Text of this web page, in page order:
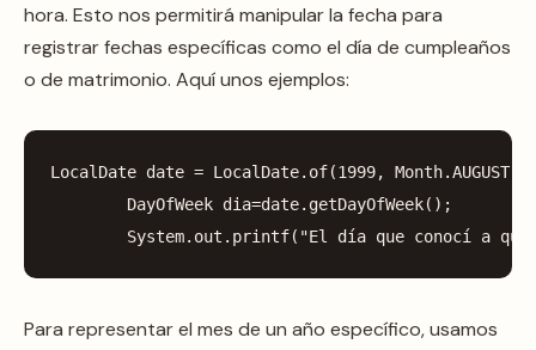
hora. Esto nos permitirá manipular la fecha para
registrar fechas específicas como el día de cumpleaños
o de matrimonio. Aquí unos ejemplos:
LocalDate date = LocalDate. of(1999, Month.AUGUST,
DayOfWeek dia=date. getDayOfWeek();
System. out . printf( "El día que conocí a
Para representar el mes de un año específico, usamos